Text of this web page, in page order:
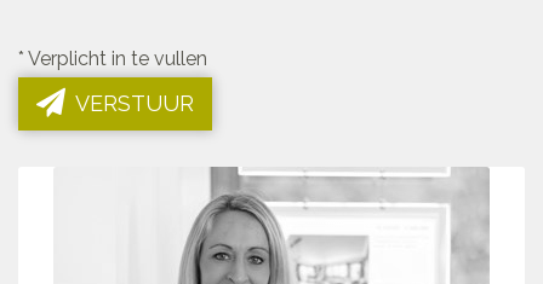
* Verplicht in te vullen
VERSTUUR